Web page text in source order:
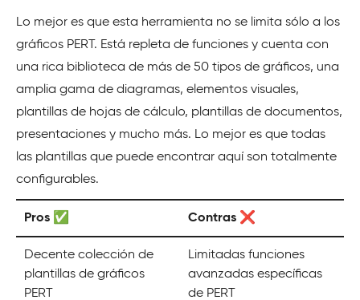
Lo mejor es que esta herramienta no se limita sólo a los
gráficos PERT. Está repleta de funciones y cuenta con
una rica biblioteca de más de 50 tipos de gráficos, una
amplia gama de diagramas, elementos visuales,
plantillas de hojas de cálculo, plantillas de documentos,
presentaciones y mucho más. Lo mejor es que todas
las plantillas que puede encontrar aquí son totalmente
configurables.
Pros ✅ Contras ❌
Decente colección de
plantillas de gráficos
PERT
Limitadas funciones
avanzadas específicas
de PERT